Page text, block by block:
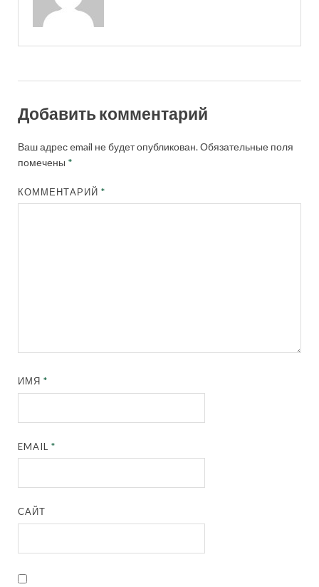
Добавить комментарий
Ваш адрес email не будет опубликован.Обязательные поля
помечены *
КОММЕНТАРИЙ*
ИМЯ*
EMAIL*
САЙТ